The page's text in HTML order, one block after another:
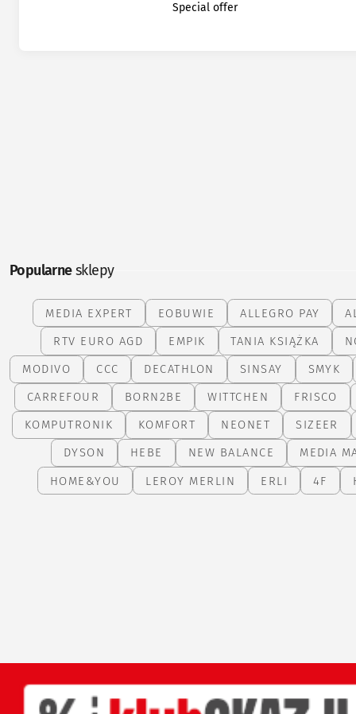
Special offer
Popularnesklepy
MEDIA EXPERT EOBUWIE ALLEGRO PAY
RTV EURO AGD
EMPIK TANIA KSIĄŻKA
MODIVO
CCC DECATHLON SINSAY
SMYK
CARREFOUR
BORN2BE WITTCHEN
FRISCO
KOMPUTRONIK
KOMFORT NEONET
SIZEER
DYSON
HEBE NEW BALANCE
MEDIA
HOME&YOU
LEROY MERLIN ERLI 4F